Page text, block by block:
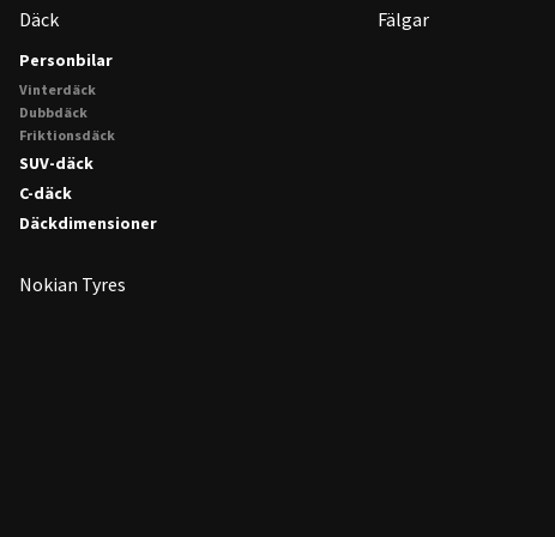
Däck
Personbilar
Vinterdäck
Dubbdäck
Friktionsdäck
SUV-däck
C-däck
Däckdimensioner
Nokian Tyres
Fälgar